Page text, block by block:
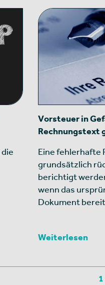
Vorsteuer in
Rechnungstext
Eine fehlerhafte
grundsätzlich
berichtigt
wenn das
Dokument
Weiterlesen
1